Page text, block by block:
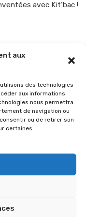
aux
des technologies
aux informations
nous permettra
de navigation ou
ou de retirer son
certaines
avec Kit’bac !